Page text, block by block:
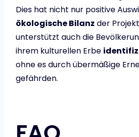
Dies hat nicht nur positive
ökologische Bilanz der
unterstützt auch die
ihrem kulturellen Erbe
ohne es durch übermäßige
gefährden.